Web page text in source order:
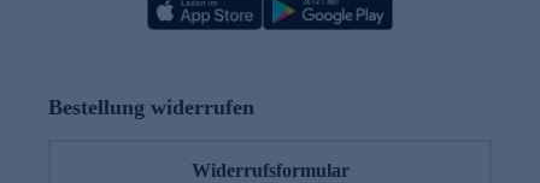
Bestellung widerrufen
Widerrufsformular